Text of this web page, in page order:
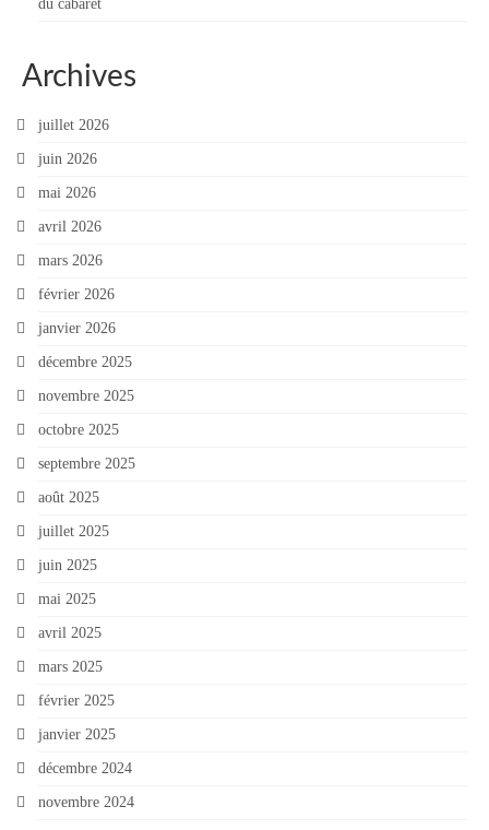
du cabaret
Archives
juillet 2026
juin 2026
mai 2026
avril 2026
mars 2026
février 2026
janvier 2026
décembre 2025
novembre 2025
octobre 2025
septembre 2025
août 2025
juillet 2025
juin 2025
mai 2025
avril 2025
mars 2025
février 2025
janvier 2025
décembre 2024
novembre 2024